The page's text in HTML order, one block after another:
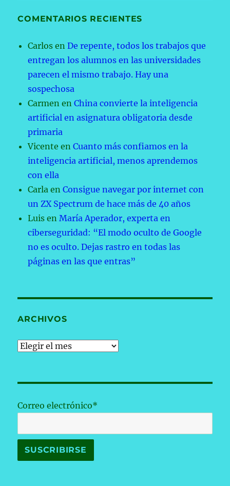
COMENTARIOS RECIENTES
Carlos enDe repente, todos los trabajos que
entregan los alumnos en las universidades
parecen el mismo trabajo. Hay una
sospechosa
Carmen enChina convierte la inteligencia
artificial en asignatura obligatoria desde
primaria
Vicente enCuanto más confiamos en la
inteligencia artificial, menos aprendemos
con ella
Carla enConsigue navegar por internet con
un ZX Spectrum de hace más de 40 años
Luis enMaría Aperador, experta en
ciberseguridad: “El modo oculto de Google
no es oculto. Dejas rastro en todas las
páginas en las que entras”
ARCHIVOS
Archivos
Correo electrónico*